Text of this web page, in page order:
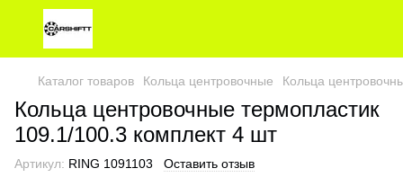
Каталог товаров Кольца центровочные Кольца
Кольца центровочные термопластик
109.1/100.3 комплект 4 шт
Артикул: RING 1091103 Оставить отзыв